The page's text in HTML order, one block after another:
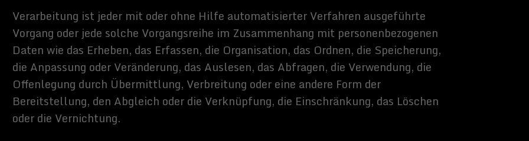
Daten nicht einer identifizierten oder identifizierbaren
zugewiesen werden.
oder für die Verarbeitung
für die Verarbeitung Verantwortlicher ist die natürliche oder
Behörde, Einrichtung oder andere Stelle, die allein oder
über die Zwecke und Mittel der Verarbeitung von
Daten entscheidet. Sind die Zwecke und Mittel dieser